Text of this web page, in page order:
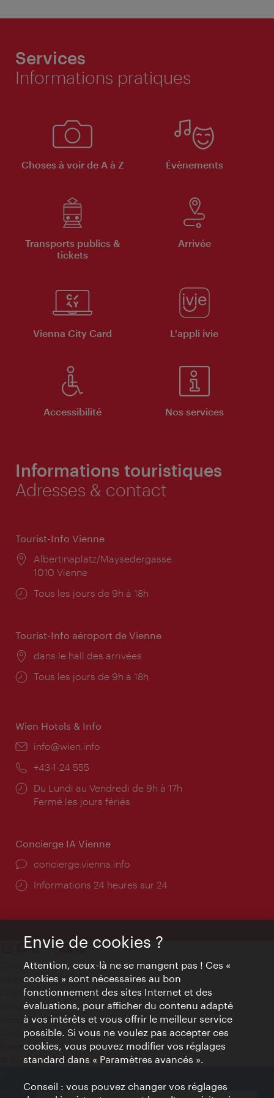
Services
Informations pratiques
Choses à voir de A à Z Évènements
Transports publics &
tickets
Arrivée
Vienna City Card L'appli ivie
Accessibilité Nos services
Informations touristiques
Adresses & contact
Tourist-Info Vienne
Lieu:
Albertinaplatz/Maysedergasse
1010 Vienne
Horaires
Tous les jours de 9h à 18h
Tourist-Info aéroport de Vienne
Lieu:
dans le hall des arrivées
Horaires
Tous les jours de 9h à 18h
Wien Hotels & Info
E-
info@wien.info
Téléphone:
+43-1-24 555
Horaires
d'ouverture:
Du Lundi au Vendredi de 9h à 17h
Fermé les jours fériés
Concierge IA Vienne
Ort:
concierge.vienna.info
Öffnungszeiten:
Informations 24 heures sur 24
Contact
Mentions obligatoires
Charte sur le respect de la vie privée
Terms of Use
Accessibilité
Contact presse
Paramètres de cookies
© Copyright WienTourismus
Envie de cookies ?
Attention, ceux-là ne se mangent pas ! Ces «
cookies » sont nécessaires au bon
fonctionnement des sites Internet et des
évaluations, pour afficher du contenu adapté
à vos intérêts et vous offrir le meilleur service
possible. Si vous ne voulez pas accepter ces
cookies, vous pouvez modifier vos réglages
standard dans « Paramètres avancés ».
Conseil : vous pouvez changer vos réglages